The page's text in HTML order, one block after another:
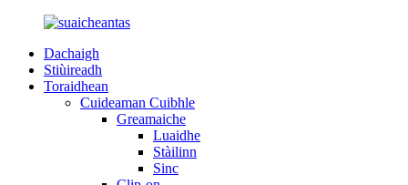
Dachaigh
Stiùireadh
Toraidhean
Cuideaman Cuibhle
Greamaiche
Luaidhe
Stàilinn
Sinc